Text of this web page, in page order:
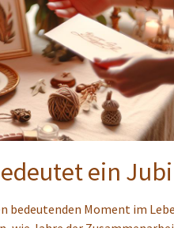
ein
Moment im